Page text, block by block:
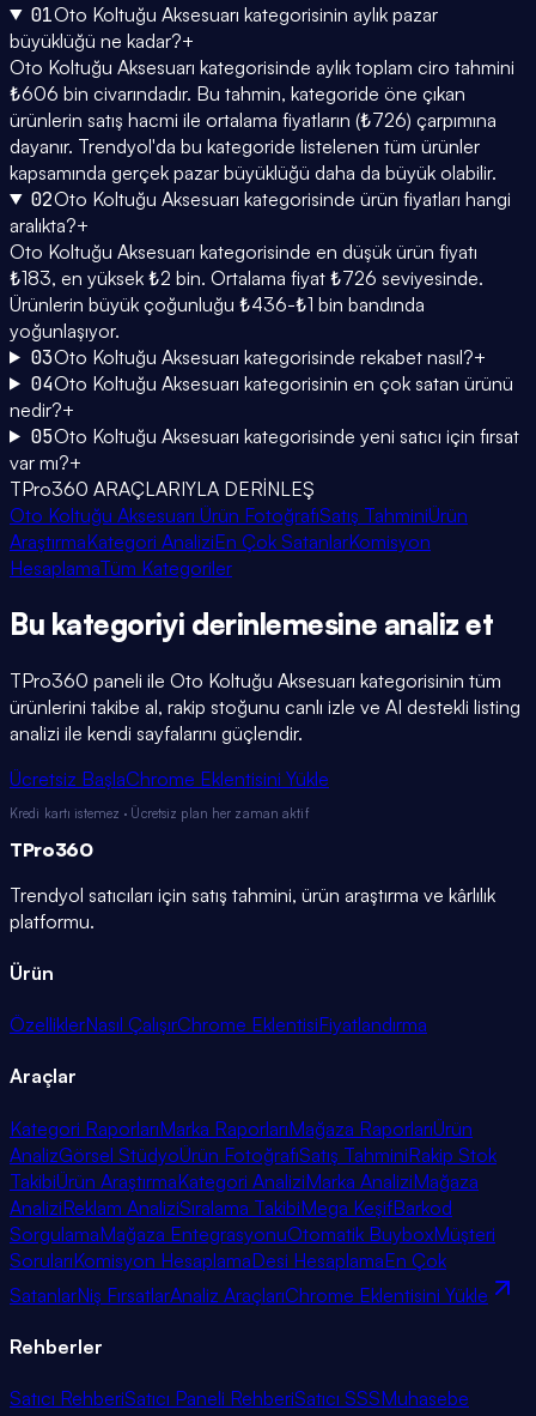
01Oto Koltuğu Aksesuarı kategorisinin aylık pazar
büyüklüğü ne kadar?+
Oto Koltuğu Aksesuarı kategorisinde aylık toplam ciro tahmini
₺606 bin civarındadır. Bu tahmin, kategoride öne çıkan
ürünlerin satış hacmi ile ortalama fiyatların (₺726) çarpımına
dayanır. Trendyol'da bu kategoride listelenen tüm ürünler
kapsamında gerçek pazar büyüklüğü daha da büyük olabilir.
02Oto Koltuğu Aksesuarı kategorisinde ürün fiyatları hangi
aralıkta?+
Oto Koltuğu Aksesuarı kategorisinde en düşük ürün fiyatı
₺183, en yüksek ₺2 bin. Ortalama fiyat ₺726 seviyesinde.
Ürünlerin büyük çoğunluğu ₺436-₺1 bin bandında
yoğunlaşıyor.
03Oto Koltuğu Aksesuarı kategorisinde rekabet nasıl?+
04Oto Koltuğu Aksesuarı kategorisinin en çok satan ürünü
nedir?+
05Oto Koltuğu Aksesuarı kategorisinde yeni satıcı için fırsat
var mı?+
TPro360 ARAÇLARIYLA DERİNLEŞ
Oto Koltuğu Aksesuarı Ürün FotoğrafıSatış TahminiÜrün
AraştırmaKategori AnaliziEn Çok SatanlarKomisyon
HesaplamaTüm Kategoriler
Bu kategoriyi derinlemesine analiz et
TPro360 paneli ile Oto Koltuğu Aksesuarı kategorisinin tüm
ürünlerini takibe al, rakip stoğunu canlı izle ve AI destekli listing
analizi ile kendi sayfalarını güçlendir.
Ücretsiz BaşlaChrome Eklentisini Yükle
Kredi kartı istemez · Ücretsiz plan her zaman aktif
TPro360
Trendyol satıcıları için satış tahmini, ürün araştırma ve kârlılık
platformu.
Ürün
ÖzelliklerNasıl ÇalışırChrome EklentisiFiyatlandırma
Araçlar
Kategori RaporlarıMarka RaporlarıMağaza RaporlarıÜrün
AnalizGörsel StüdyoÜrün FotoğrafıSatış TahminiRakip Stok
TakibiÜrün AraştırmaKategori AnaliziMarka AnaliziMağaza
AnaliziReklam AnaliziSıralama TakibiMega KeşifBarkod
SorgulamaMağaza EntegrasyonuOtomatik BuyboxMüşteri
SorularıKomisyon HesaplamaDesi HesaplamaEn Çok
SatanlarNiş FırsatlarAnaliz AraçlarıChrome Eklentisini Yükle
Rehberler
Satıcı RehberiSatıcı Paneli RehberiSatıcı SSSMuhasebe